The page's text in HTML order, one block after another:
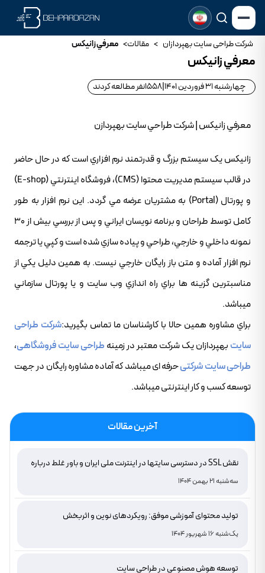
شرکت طراحی سایت بهپردازان > مقالات> معرفي زانيکس
معرفي زانيکس
چهارشنبه 31 فروردین 1401 1558نفر مطالعه کردند
معرفي زانيکس | شرکت طراحي سايت بهپردازن
زانيکس يک سيستم بزرگ و قدرتمند نرم افزاري است که در حال حاضر
در قالب سيستم مديريت محتوا (CMS)، فروشگاه اينترنتي (E-shop)
و پورتال (Portal) به مشتريان عرضه مي گردد. اين نرم افزار به طور
کامل توسط طراحان و برنامه نويسان ايراني و پس از بررسي بيش از 30
نمونه داخلي و خارجي، طراحي و پياده سازي شده است و کپي يا ترجمه
نرم افزار آماده و متن باز رايگان خارجي نيست. به همين دليل يکي از
مناسبترين گزينه ها براي راه اندازي وب سايت و يا پورتال سازماني
ميباشد.
براي مشاوره همين حالا با کارشناسان ما تماس بگيريد:شرکت طراحی
سایت بهپردازان یک شرکت معتبر در زمینه طراحی سایت فروشگاهی،
طراحی سایت شرکتیحرفه ای میباشد که آماده مشاوره رایگان در جهت
توسعه کسب و کار اینترنتی میباشد.
آخرین مقالات
نقش SSL در دسترسی سایتها در اینترنت ملی ایران و باور غلط درباره
سه‌شنبه 21 بهمن 1404
تولید محتوای آموزشی موفق: رویکردهای نوین و اثربخش
یک‌شنبه 16 شهریور 1404
توسعه هوش مصنوعی در طراحی سایت